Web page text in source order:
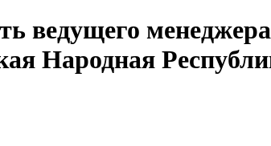
ведущего
Народная